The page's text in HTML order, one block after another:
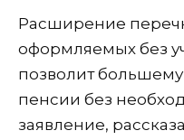
Расширение
оформляемых без
позволит
пенсии без
заявление,